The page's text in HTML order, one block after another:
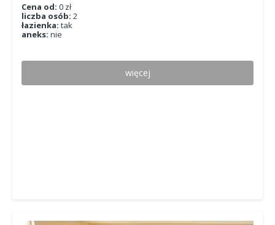
Cena od: 0 zł
liczba osób: 2
łazienka: tak
aneks: nie
więcej